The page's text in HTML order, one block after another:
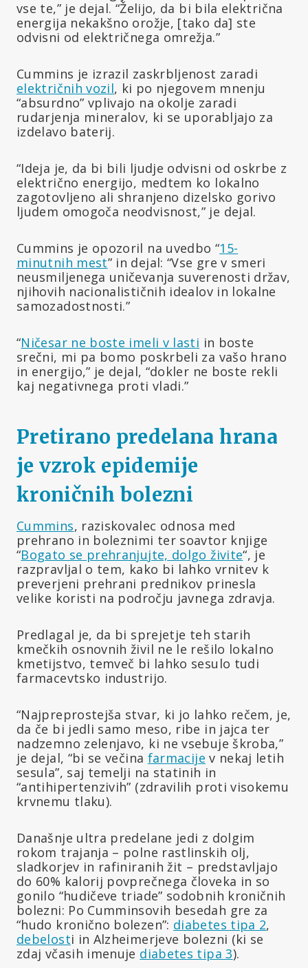
vse te,” je dejal. “Želijo, da bi bila električna
energija nekakšno orožje, [tako da] ste
odvisni od električnega omrežja.”
Cummins je izrazil zaskrbljenost zaradi
električnih vozil, ki po njegovem mnenju
“absurdno” vplivajo na okolje zaradi
rudarjenja mineralov, ki se uporabljajo za
izdelavo baterij.
“Ideja je, da bi bili ljudje odvisni od oskrbe z
električno energijo, medtem ko lokalno
zagotovljeno ali shranjeno dizelsko gorivo
ljudem omogoča neodvisnost,” je dejal.
Cummins je opozoril na uvedbo “15-
minutnih mest” in dejal: “Vse gre v smeri
neusmiljenega uničevanja suverenosti držav,
njihovih nacionalističnih idealov in lokalne
samozadostnosti.”
“Ničesar ne boste imeli v lasti in boste
srečni, mi pa bomo poskrbeli za vašo hrano
in energijo,” je dejal, “dokler ne boste rekli
kaj negativnega proti vladi.”
Pretirano predelana hrana
je vzrok epidemije
kroničnih bolezni
Cummins, raziskovalec odnosa med
prehrano in boleznimi ter soavtor knjige
“Bogato se prehranjujte, dolgo živite“, je
razpravljal o tem, kako bi lahko vrnitev k
preverjeni prehrani prednikov prinesla
velike koristi na področju javnega zdravja.
Predlagal je, da bi sprejetje teh starih
kmečkih osnovnih živil ne le rešilo lokalno
kmetijstvo, temveč bi lahko sesulo tudi
farmacevtsko industrijo.
“Najpreprostejša stvar, ki jo lahko rečem, je,
da če bi jedli samo meso, ribe in jajca ter
nadzemno zelenjavo, ki ne vsebuje škroba,”
je dejal, “bi se večina farmacije v nekaj letih
sesula”, saj temelji na statinih in
“antihipertenzivih” (zdravilih proti visokemu
krvnemu tlaku).
Današnje ultra predelane jedi z dolgim
rokom trajanja – polne rastlinskih olj,
sladkorjev in rafiniranih žit – predstavljajo
do 60% kalorij povprečnega človeka in so
gonilo “hudičeve triade” sodobnih kroničnih
bolezni: Po Cumminsovih besedah gre za
“hudo kronično bolezen”: diabetes tipa 2,
debelosti in Alzheimerjeve bolezni (ki se
zdaj včasih imenuje diabetes tipa 3).